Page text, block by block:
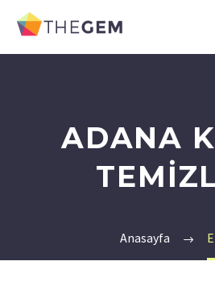
ADANA
Anasayfa